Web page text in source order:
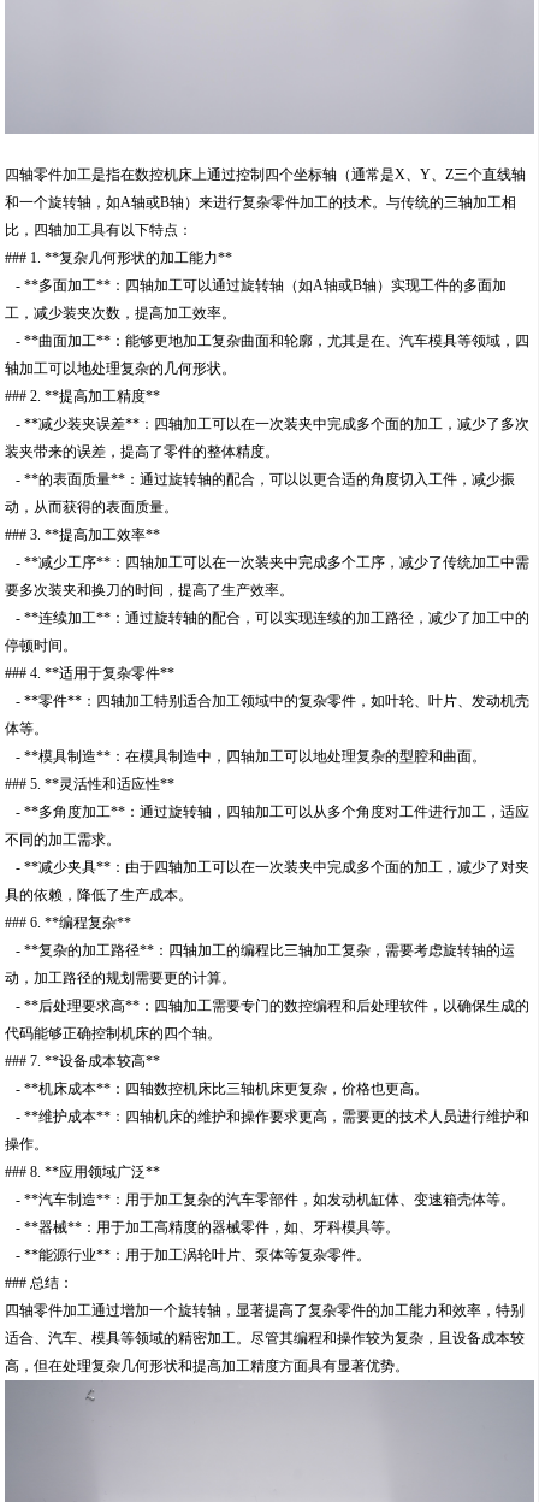
四轴零件加工是指在数控机床上通过控制四个坐标轴（通常是X、Y、Z三个直线轴
和一个旋转轴，如A轴或B轴）来进行复杂零件加工的技术。与传统的三轴加工相
比，四轴加工具有以下特点：
### 1. **复杂几何形状的加工能力**
- **多面加工**：四轴加工可以通过旋转轴（如A轴或B轴）实现工件的多面加
工，减少装夹次数，提高加工效率。
- **曲面加工**：能够更地加工复杂曲面和轮廓，尤其是在、汽车模具等领域，四
轴加工可以地处理复杂的几何形状。
### 2. **提高加工精度**
- **减少装夹误差**：四轴加工可以在一次装夹中完成多个面的加工，减少了多次
装夹带来的误差，提高了零件的整体精度。
- **的表面质量**：通过旋转轴的配合，可以以更合适的角度切入工件，减少振
动，从而获得的表面质量。
### 3. **提高加工效率**
- **减少工序**：四轴加工可以在一次装夹中完成多个工序，减少了传统加工中需
要多次装夹和换刀的时间，提高了生产效率。
- **连续加工**：通过旋转轴的配合，可以实现连续的加工路径，减少了加工中的
停顿时间。
### 4. **适用于复杂零件**
- **零件**：四轴加工特别适合加工领域中的复杂零件，如叶轮、叶片、发动机壳
体等。
- **模具制造**：在模具制造中，四轴加工可以地处理复杂的型腔和曲面。
### 5. **灵活性和适应性**
- **多角度加工**：通过旋转轴，四轴加工可以从多个角度对工件进行加工，适应
不同的加工需求。
- **减少夹具**：由于四轴加工可以在一次装夹中完成多个面的加工，减少了对夹
具的依赖，降低了生产成本。
### 6. **编程复杂**
- **复杂的加工路径**：四轴加工的编程比三轴加工复杂，需要考虑旋转轴的运
动，加工路径的规划需要更的计算。
- **后处理要求高**：四轴加工需要专门的数控编程和后处理软件，以确保生成的
代码能够正确控制机床的四个轴。
### 7. **设备成本较高**
- **机床成本**：四轴数控机床比三轴机床更复杂，价格也更高。
- **维护成本**：四轴机床的维护和操作要求更高，需要更的技术人员进行维护和
操作。
### 8. **应用领域广泛**
- **汽车制造**：用于加工复杂的汽车零部件，如发动机缸体、变速箱壳体等。
- **器械**：用于加工高精度的器械零件，如、牙科模具等。
- **能源行业**：用于加工涡轮叶片、泵体等复杂零件。
### 总结：
四轴零件加工通过增加一个旋转轴，显著提高了复杂零件的加工能力和效率，特别
适合、汽车、模具等领域的精密加工。尽管其编程和操作较为复杂，且设备成本较
高，但在处理复杂几何形状和提高加工精度方面具有显著优势。